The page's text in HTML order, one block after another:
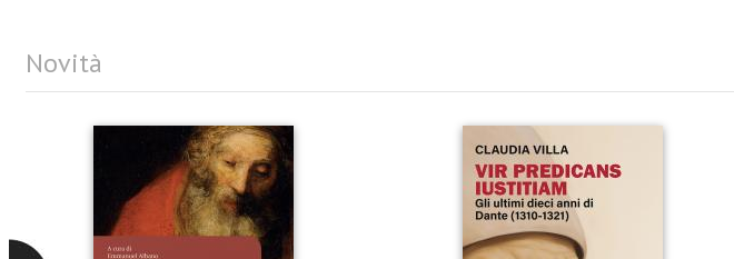
Novità